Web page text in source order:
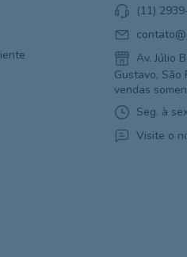
(11)
Av. Júlio
Gustavo, São
vendas
Seg. à
Visite o